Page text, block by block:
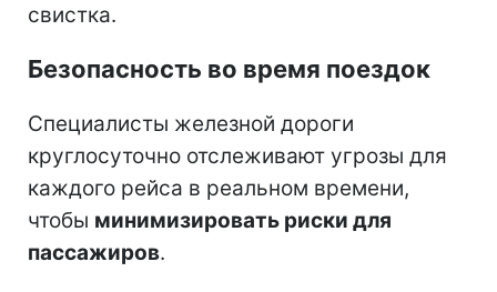
свистка.
Безопасность во время поездок
Специалисты железной дороги
круглосуточно отслеживают угрозы для
каждого рейса в реальном времени,
чтобы минимизировать риски для
пассажиров.